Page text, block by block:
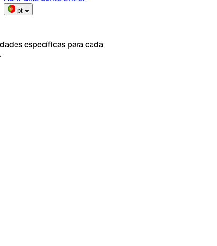
pt
específicas para cada